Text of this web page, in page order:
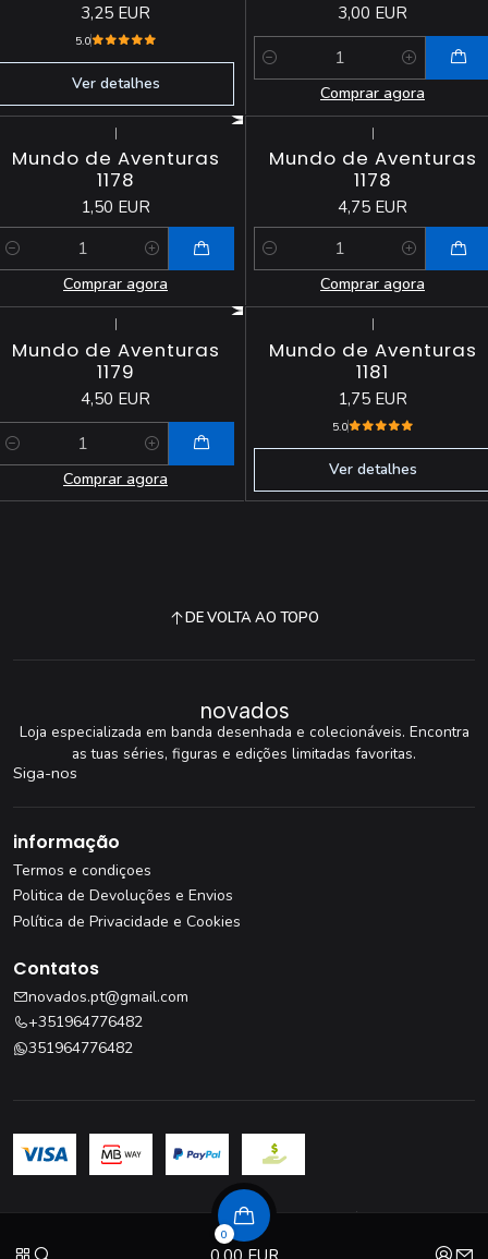
0
3,25 EUR
5.0
Ver detalhes
3,00 EUR
Quantidade
Comprar agora
|
Mundo de Aventuras
1178
1,50 EUR
Comprar agora
|
Mundo de Aventuras
1178
4,75 EUR
Quantidade
Comprar agora
|
Mundo de Aventuras
1179
4,50 EUR
Comprar agora
|
Mundo de Aventuras
1181
1,75 EUR
5.0
Ver detalhes
DE VOLTA AO TOPO
novados
Loja especializada em banda desenhada e colecionáveis. Encontra
as tuas séries, figuras e edições limitadas favoritas.
Siga-nos
informação
Termos e condiçoes
Politica de Devoluções e Envios
Política de Privacidade e Cookies
Contatos
novados.pt@gmail.com
+351964776482
351964776482
Livro de Reclamações·Resolução de Litígios
© 2026 novados